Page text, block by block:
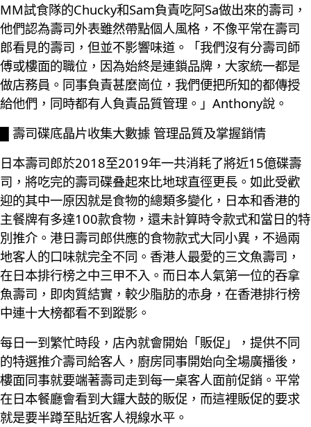
MM試食隊的Chucky和Sam負責吃阿Sa做出來的壽司，
他們認為壽司外表雖然帶點個人風格，不像平常在壽司
郎看見的壽司，但並不影響味道。「我們沒有分壽司師
傅或樓面的職位，因為始終是連鎖品牌，大家統一都是
做店務員。同事負責甚麼崗位，我們便把所知的都傳授
給他們，同時都有人負責品質管理。」Anthony說。
█ 壽司碟底晶片收集大數據 管理品質及掌握銷情
日本壽司郎於2018至2019年一共消耗了將近15億碟壽
司，將吃完的壽司碟叠起來比地球直徑更長。如此受歡
迎的其中一原因就是食物的總類多變化，日本和香港的
主餐牌有多達100款食物，還未計算時令款式和當日的特
別推介。港日壽司郎供應的食物款式大同小異，不過兩
地客人的口味就完全不同。香港人最愛的三文魚壽司，
在日本排行榜之中三甲不入。而日本人氣第一位的吞拿
魚壽司，即肉質結實，較少脂肪的赤身，在香港排行榜
中連十大榜都看不到蹤影。
每日一到繁忙時段，店內就會開始「販促」，提供不同
的特選推介壽司給客人，廚房同事開始向全場廣播後，
樓面同事就要端著壽司走到每一桌客人面前促銷。平常
在日本餐廳會看到大鑼大鼓的販促，而這裡販促的要求
就是要半蹲至貼近客人視線水平。